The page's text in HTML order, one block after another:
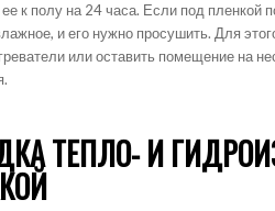
ее к полу на 24 часа. Если под пленкой
и его нужно просушить. Для
или оставить помещение на
ТЕПЛО- И